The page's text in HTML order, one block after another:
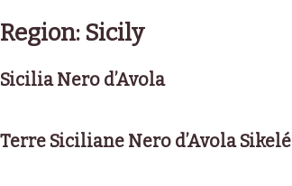
to
content
Region: Sicily
Sicilia Nero d’Avola
Terre Siciliane Nero d’Avola Sikelé